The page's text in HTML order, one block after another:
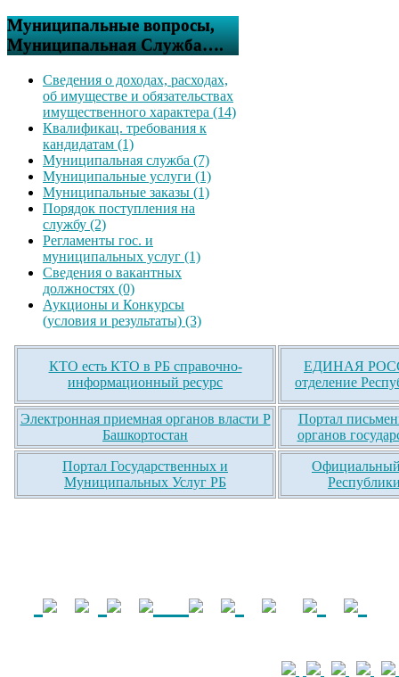
Муниципальные вопросы,
Муниципальная Служба….
Сведения о доходах, расходах,
об имуществе и обязательствах
имущественного характера (14)
Квалификац. требования к
кандидатам (1)
Муниципальная служба (7)
Муниципальные услуги (1)
Муниципальные заказы (1)
Порядок поступления на
службу (2)
Регламенты гос. и
муниципальных услуг (1)
Сведения о вакантных
должностях (0)
Аукционы и Конкурсы
(условия и результаты) (3)
КТО есть КТО в РБ справочно-
информационный ресурс
ЕДИНАЯ
отделение
Электронная приемная органов власти Р
Башкортостан
Портал
органов
Портал Государственных и
Муниципальных Услуг РБ
Официальный